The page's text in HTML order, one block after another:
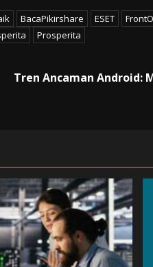
BacaPikirshare ESET
Prosperita
Tren Ancaman Android: